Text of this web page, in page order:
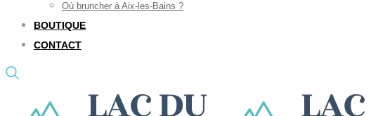
Où bruncher à Aix-les-Bains ?
BOUTIQUE
CONTACT